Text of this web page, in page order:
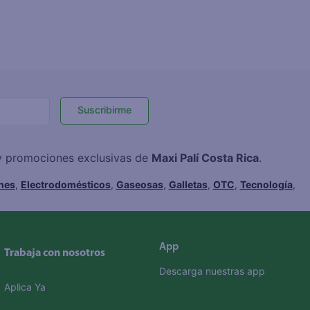
Suscribirme
exclusivas de Maxi Palí Costa Rica.
, Electrodomésticos, Gaseosas, Galletas, OTC, Tecnología,
Trabaja con nosotros
Aplica Ya
App
Descarga nuestras app